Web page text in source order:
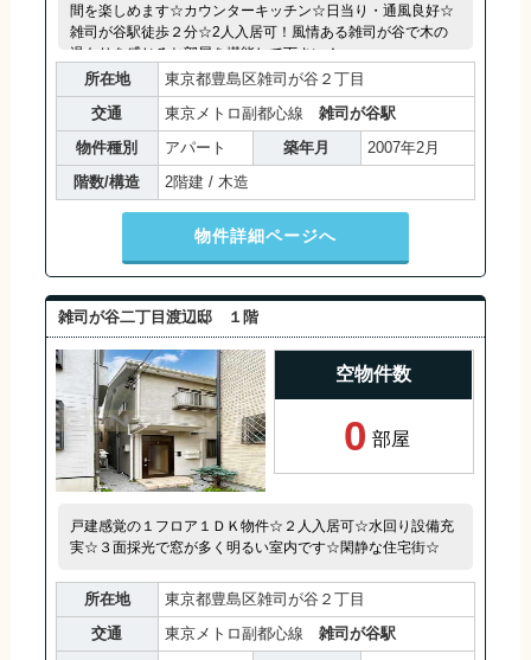
間を楽しめます☆カウンターキッチン☆日当り・通風良好☆
雑司が谷駅徒歩２分☆2人入居可！風情ある雑司が谷で木の
温もりを感じるお部屋を堪能して下さい！
所在地
東京都豊島区雑司が谷２丁目
交通
東京メトロ副都心線 雑司が谷駅
物件種別
アパート 築年月
2007年2月
階数/構造
2階建 / 木造
物件詳細ページへ
雑司が谷二丁目渡辺邸 １階
空物件数
0 部屋
戸建感覚の１フロア１ＤＫ物件☆２人入居可☆水回り設備充
実☆３面採光で窓が多く明るい室内です☆閑静な住宅街☆
所在地
東京都豊島区雑司が谷２丁目
交通
東京メトロ副都心線 雑司が谷駅